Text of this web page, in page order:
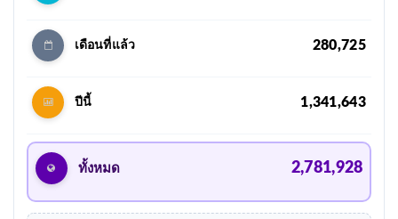
เดือนที่แล้ว 280,725
ปีนี้ 1,341,643
ทั้งหมด 2,781,928